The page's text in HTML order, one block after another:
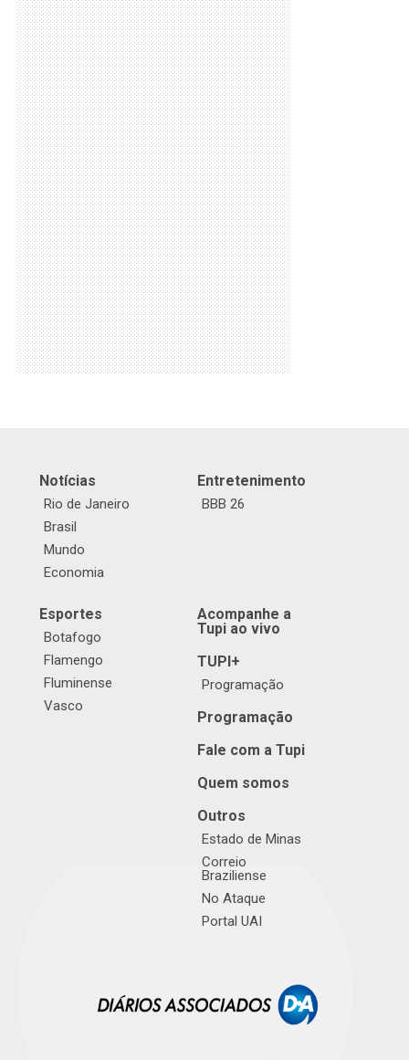
Notícias
Rio de Janeiro
Brasil
Mundo
Economia
Entretenimento
BBB 26
Esportes
Botafogo
Flamengo
Fluminense
Vasco
Acompanhe a
Tupi ao vivo
TUPI+
Programação
Programação
Fale com a Tupi
Quem somos
Outros
Estado de Minas
Correio
Braziliense
No Ataque
Portal UAI